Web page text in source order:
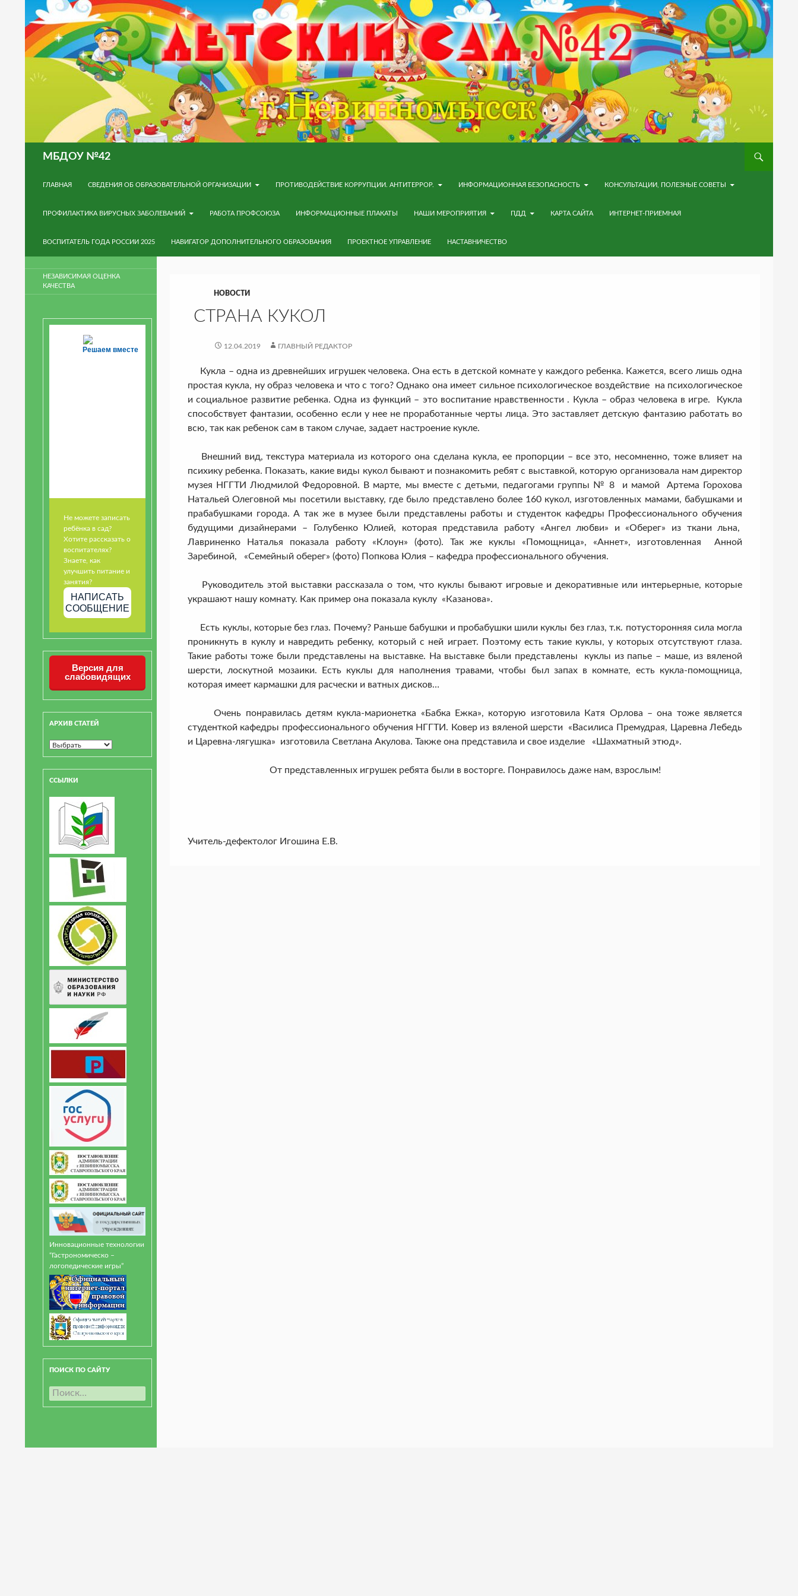
МБДОУ №42
ГЛАВНАЯ
СВЕДЕНИЯ ОБ ОБРАЗОВАТЕЛЬНОЙ ОРГАНИЗАЦИИ ПРОТИВОДЕЙСТВИЕ КОРРУПЦИИ. АНТИТЕРРОР. ИНФОРМАЦИОННАЯ БЕЗОПАСНОСТЬ КОНСУЛЬТАЦИИ, ПОЛЕЗНЫЕ СОВЕТЫ
ПРОФИЛАКТИКА ВИРУСНЫХ ЗАБОЛЕВАНИЙ РАБОТА ПРОФСОЮЗА ИНФОРМАЦИОННЫЕ ПЛАКАТЫ НАШИ МЕРОПРИЯТИЯ ПДД КАРТА САЙТА ИНТЕРНЕТ-ПРИЕМНАЯ
ВОСПИТАТЕЛЬ ГОДА РОССИИ 2025 НАВИГАТОР ДОПОЛНИТЕЛЬНОГО ОБРАЗОВАНИЯ ПРОЕКТНОЕ УПРАВЛЕНИЕ НАСТАВНИЧЕСТВО
НОВОСТИ
СТРАНА КУКОЛ
12.04.2019 ГЛАВНЫЙ РЕДАКТОР
Кукла – одна из древнейших игрушек человека. Она есть в детской комнате у каждого ребенка. Кажется, всего лишь одна
простая кукла, ну образ человека и что с того? Однако она имеет сильное психологическое воздействие на психологическое
и социальное развитие ребенка. Одна из функций – это воспитание нравственности . Кукла – образ человека в игре. Кукла
способствует фантазии, особенно если у нее не проработанные черты лица. Это заставляет детскую фантазию работать во
всю, так как ребенок сам в таком случае, задает настроение кукле.
Внешний вид, текстура материала из которого она сделана кукла, ее пропорции – все это, несомненно, тоже влияет на
психику ребенка. Показать, какие виды кукол бывают и познакомить ребят с выставкой, которую организовала нам директор
музея НГГТИ Людмилой Федоровной. В марте, мы вместе с детьми, педагогами группы № 8 и мамой Артема Горохова
Натальей Олеговной мы посетили выставку, где было представлено более 160 кукол, изготовленных мамами, бабушками и
прабабушками города. А так же в музее были представлены работы и студенток кафедры Профессионального обучения
будущими дизайнерами – Голубенко Юлией, которая представила работу «Ангел любви» и «Оберег» из ткани льна,
Лавриненко Наталья показала работу «Клоун» (фото). Так же куклы «Помощница», «Аннет», изготовленная Анной
Заребиной, «Семейный оберег» (фото) Попкова Юлия – кафедра профессионального обучения.
Руководитель этой выставки рассказала о том, что куклы бывают игровые и декоративные или интерьерные, которые
украшают нашу комнату. Как пример она показала куклу «Казанова».
Есть куклы, которые без глаз. Почему? Раньше бабушки и пробабушки шили куклы без глаз, т.к. потусторонняя сила могла
проникнуть в куклу и навредить ребенку, который с ней играет. Поэтому есть такие куклы, у которых отсутствуют глаза.
Такие работы тоже были представлены на выставке. На выставке были представлены куклы из папье – маше, из вяленой
шерсти, лоскутной мозаики. Есть куклы для наполнения травами, чтобы был запах в комнате, есть кукла-помощница,
которая имеет кармашки для расчески и ватных дисков…
Очень понравилась детям кукла-марионетка «Бабка Ежка», которую изготовила Катя Орлова – она тоже является
студенткой кафедры профессионального обучения НГГТИ. Ковер из вяленой шерсти «Василиса Премудрая, Царевна Лебедь
и Царевна-лягушка» изготовила Светлана Акулова. Также она представила и свое изделие «Шахматный этюд».
От представленных игрушек ребята были в восторге. Понравилось даже нам, взрослым!
Учитель-дефектолог Игошина Е.В.
НЕЗАВИСИМАЯ ОЦЕНКА
КАЧЕСТВА
Решаем вместе
Не можете записать
ребёнка в сад?
Хотите рассказать о
воспитателях?
Знаете, как
улучшить питание и
занятия?
НАПИСАТЬ
СООБЩЕНИЕ
Версия для
слабовидящих
АРХИВ СТАТЕЙ
ССЫЛКИ
Инновационные технологии
“Гастрономическо –
логопедические игры”
ПОИСК ПО САЙТУ
Н
а